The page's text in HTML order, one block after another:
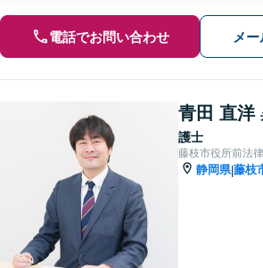
電話でお問い合わせ メ
青田 直洋
護士
藤枝市役所前法
静岡県|藤枝